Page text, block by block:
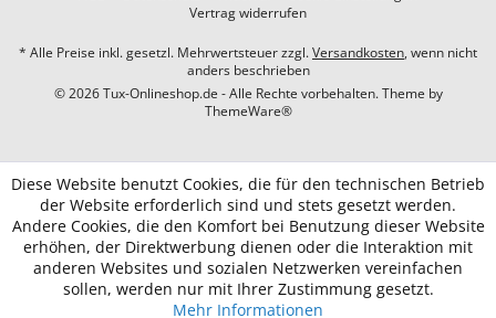
Vertrag widerrufen
* Alle Preise inkl. gesetzl. Mehrwertsteuer zzgl.Versandkosten, wenn nicht
anders beschrieben
© 2026 Tux-Onlineshop.de - Alle Rechte vorbehalten. Theme by
ThemeWare®
Diese Website benutzt Cookies, die für den technischen Betrieb
der Website erforderlich sind und stets gesetzt werden.
Andere Cookies, die den Komfort bei Benutzung dieser Website
erhöhen, der Direktwerbung dienen oder die Interaktion mit
anderen Websites und sozialen Netzwerken vereinfachen
sollen, werden nur mit Ihrer Zustimmung gesetzt.
Mehr Informationen